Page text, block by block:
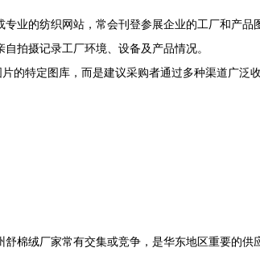
业的纺织网站，常会刊登参展企业的工厂和产品
拍摄记录工厂环境、设备及产品情况。
的特定图库，而是建议采购者通过多种渠道广泛
棉绒厂家常有交集或竞争，是华东地区重要的供